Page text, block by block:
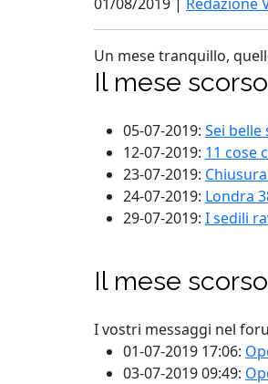
Un mese tranquillo,
Il mese
05-07-2019: Sei
12-07-2019: 11 cose
23-07-2019:
24-07-2019: Londra
29-07-2019: I sedili
Il mese
I vostri messaggi nel
01-07-2019 17:06:
03-07-2019 09:49: